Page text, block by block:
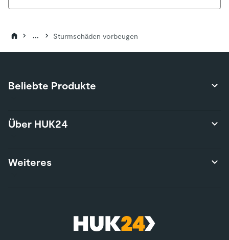
... Sturmschäden vorbeugen
Beliebte Produkte
Produktübersicht
Hausratversicherung
Wohnmobilversicherung
Über HUK24
Über uns
Weiteres
*Teilnahmebedingungen